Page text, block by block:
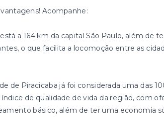
Acompanhe:
a 164 km da capital São Paulo, além de
o que facilita a locomoção entre as
de Piracicaba já foi considerada uma das
de qualidade de vida da região, com
básico, além de ter uma economia